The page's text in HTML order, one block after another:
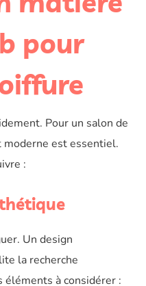
pour
Pour un salon de
est essentiel.
:
Un design
la recherche
éléments à considérer :